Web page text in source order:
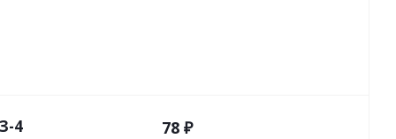
4 78 ₽